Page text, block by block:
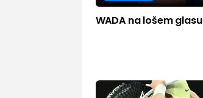
WADA na lošem glasu